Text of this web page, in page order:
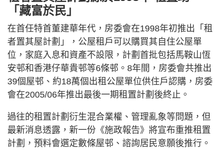
「藏富於民」
在首任特首董建華年代，房委會在1998年初推出「租
者置其屋計劃」，公屋租戶可以購買其自住公屋單
位，家庭入息和資產不設限，計劃首批包括馬鞍山恆
安邨和香港仔華貴邨等6條邨。8年間，房委會共推出
39個屋邨、約18萬個出租公屋單位供住戶認購，房委
會在2005/06年推出最後一期租置計劃後終止。
過往的租置計劃衍生混合業權、管理亂象等問題，但
最新消息透露，新一份《施政報告》將宣布重推租置
計劃，預料會選定數條屋邨、諮詢居民意願後推行。